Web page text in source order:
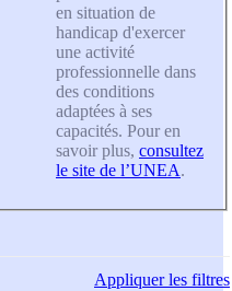
en situation de
handicap d'exercer
une activité
professionnelle dans
des conditions
adaptées à ses
capacités. Pour en
savoir plus, consultez
le site de l’UNEA.
Appliquerles filtres